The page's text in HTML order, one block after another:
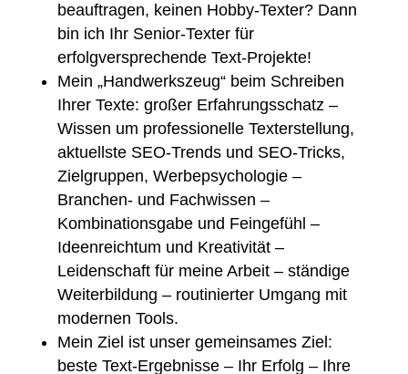
beauftragen, keinen Hobby-Texter? Dann
bin ich Ihr Senior-Texter für
erfolgversprechende Text-Projekte!
Mein „Handwerkszeug“ beim Schreiben
Ihrer Texte: großer Erfahrungsschatz –
Wissen um professionelle Texterstellung,
aktuellste SEO-Trends und SEO-Tricks,
Zielgruppen, Werbepsychologie –
Branchen- und Fachwissen –
Kombinationsgabe und Feingefühl –
Ideenreichtum und Kreativität –
Leidenschaft für meine Arbeit – ständige
Weiterbildung – routinierter Umgang mit
modernen Tools.
Mein Ziel ist unser gemeinsames Ziel:
beste Text-Ergebnisse – Ihr Erfolg – Ihre